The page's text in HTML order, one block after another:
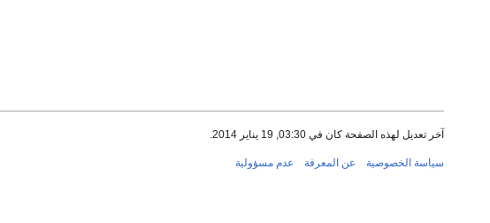
آخر تعديل لهذه الصفحة كان في 03:30, 19 يناير 2014.
سياسة الخصوصية عن المعرفة عدم مسؤولية